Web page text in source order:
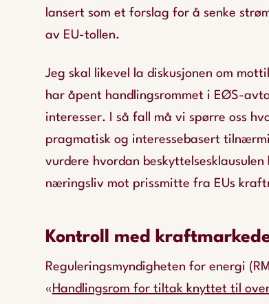
lansert som et forslag for å senke
av EU-tollen.
Jeg skal likevel la diskusjonen om
har åpent handlingsrommet i EØS-
interesser. I så fall må vi spørre oss
pragmatisk og interessebasert
vurdere hvordan
næringsliv mot prissmitte fra EUs
Kontroll med
Reguleringsmyndigheten for energi
« Handlingsrom for tiltak knyttet til